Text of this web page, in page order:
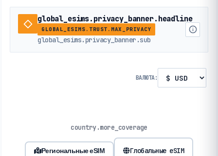
global_esims.privacy_banner.headline
GLOBAL_ESIMS.TRUST.MAX_PRIVACY
global_esims.privacy_banner.sub
ВАЛЮТА:
country.more_coverage
Региональные eSIM Глобальные eSIM